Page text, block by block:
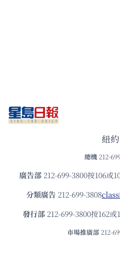
紐約
總機 212-
廣告部212-699-3800按106或
分類廣告 212-699-3808
發⾏部 212-699-3800按162或
市場推廣部 212-